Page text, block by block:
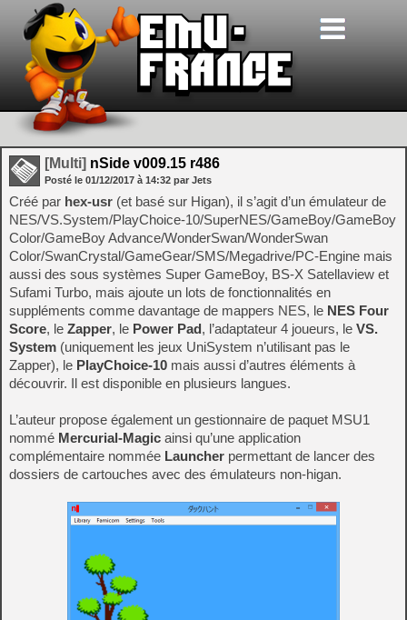
[Multi] nSide v009.15 r486
Posté le 01/12/2017 à 14:32 par Jets
Créé par hex-usr (et basé sur Higan), il s’agit d’un émulateur de
NES/VS.System/PlayChoice-10/SuperNES/GameBoy/GameBoy
Color/GameBoy Advance/WonderSwan/WonderSwan
Color/SwanCrystal/GameGear/SMS/Megadrive/PC-Engine mais
aussi des sous systèmes Super GameBoy, BS-X Satellaview et
Sufami Turbo, mais ajoute un lots de fonctionnalités en
suppléments comme davantage de mappers NES, le NES Four
Score, le Zapper, le Power Pad, l’adaptateur 4 joueurs, le VS.
System (uniquement les jeux UniSystem n’utilisant pas le
Zapper), le PlayChoice-10 mais aussi d’autres éléments à
découvrir. Il est disponible en plusieurs langues.
L’auteur propose également un gestionnaire de paquet MSU1
nommé Mercurial-Magic ainsi qu’une application
complémentaire nommée Launcher permettant de lancer des
dossiers de cartouches avec des émulateurs non-higan.